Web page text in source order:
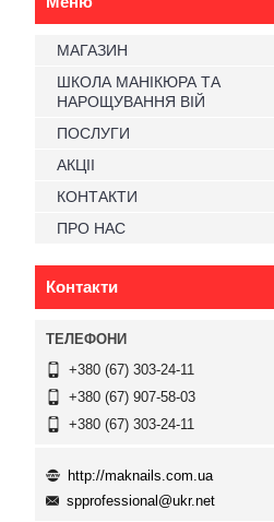
МАГАЗИН
ШКОЛА МАНІКЮРА ТА
НАРОЩУВАННЯ ВІЙ
ПОСЛУГИ
АКЦІІ
КОНТАКТИ
ПРО НАС
Контакти
+380 (67) 303-24-11
+380 (67) 907-58-03
+380 (67) 303-24-11
http://maknails.com.ua
spprofessional@ukr.net